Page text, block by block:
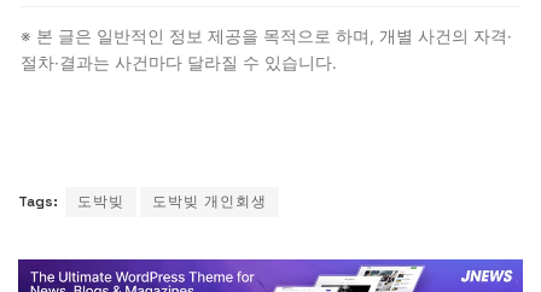
채무가 정상 사유라면 정상 면책 사례가 많이 있습니다.
변호사 상담이 필수입니다.
※ 본 글은 일반적인 정보 제공을 목적으로 하며, 개별 사건의 자격·
절차·결과는 사건마다 달라질 수 있습니다.
Tags: 도박빚 도박빚 개인회생